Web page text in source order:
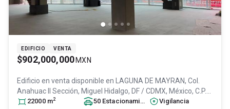
EDIFICIO VENTA
$902,000,000 MXN
Edificio en venta disponible en
LAGUNA DE MAYRAN, Col.
Anahuac II Sección, Miguel Hidalgo, DF / CDMX, México, C.P.
11320, ID:31568042
22000 m2 50 Estacionamiento s Vigilancia